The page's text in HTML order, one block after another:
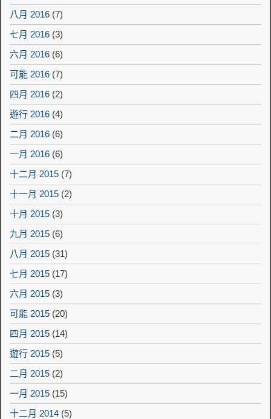
八月 2016 (7)
七月 2016 (3)
六月 2016 (6)
可能 2016 (7)
四月 2016 (2)
遊行 2016 (4)
二月 2016 (6)
一月 2016 (6)
十二月 2015 (7)
十一月 2015 (2)
十月 2015 (3)
九月 2015 (6)
八月 2015 (31)
七月 2015 (17)
六月 2015 (3)
可能 2015 (20)
四月 2015 (14)
遊行 2015 (5)
二月 2015 (2)
一月 2015 (15)
十二月 2014 (5)